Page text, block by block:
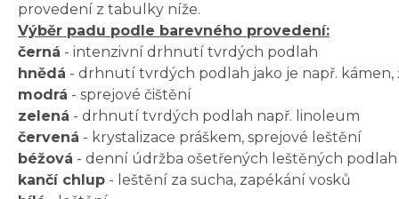
provedení z tabulky níže.
Výběr padu podle barevného provedení:
černá - intenzivní drhnutí tvrdých podlah
hnědá - drhnutí tvrdých podlah jako je např. kámen,
modrá - sprejové čištění
zelená - drhnutí tvrdých podlah např. linoleum
červená - krystalizace práškem, sprejové leštění
béžová - denní údržba ošetřených leštěných podlah
kančí chlup - leštění za sucha, zapékání vosků